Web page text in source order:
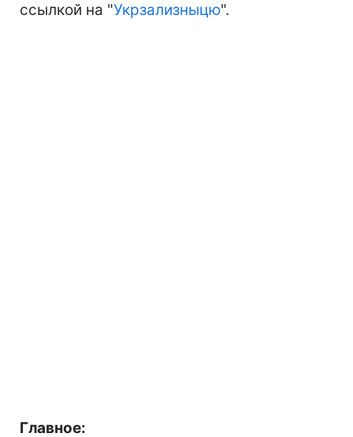
ссылкой на "Укрзализныцю".
Главное: